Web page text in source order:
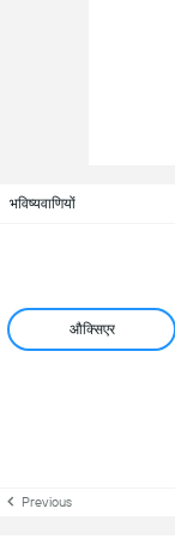
भविष्यवाणियों
औक्सिएर
Previous